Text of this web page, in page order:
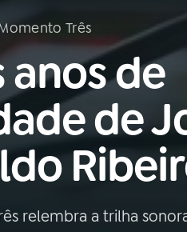
AO VIVO
Três
anos de
de
relembra a trilha